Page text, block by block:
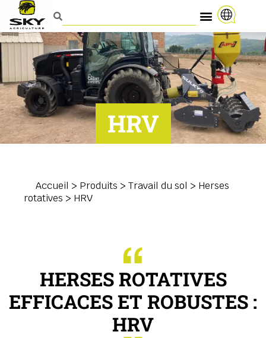
HRV
Accueil > Produits > Travail du sol > Herses
rotatives > HRV
HERSES ROTATIVES
EFFICACES ET ROBUSTES :
HRV